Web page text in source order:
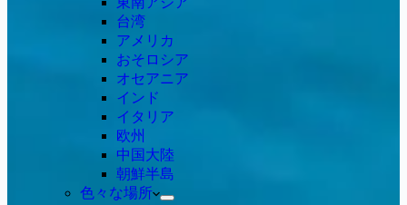
台湾
アメリカ
おそロシア
オセアニア
インド
イタリア
欧州
中国大陸
朝鮮半島
色々な場所